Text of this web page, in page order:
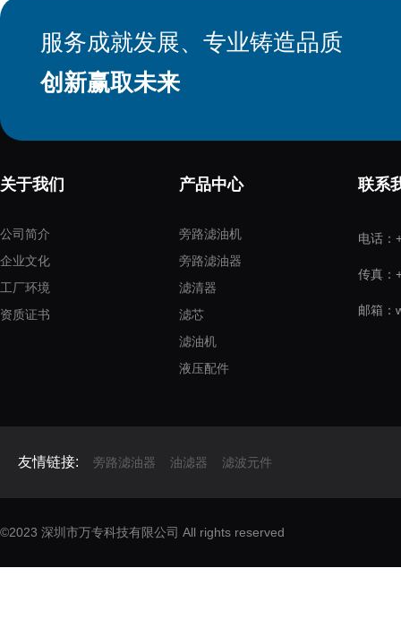
服务成就发展、专业铸造品质
创新赢取未来
关于我们
公司简介
企业文化
工厂环境
资质证书
产品中心
旁路滤油机
旁路滤油器
滤清器
滤芯
滤油机
液压配件
联系
电话：
传真：
邮箱：
友情链接: 旁路滤油器 油滤器 滤波元件
©2023 深圳市万专科技有限公司 All rights reserved